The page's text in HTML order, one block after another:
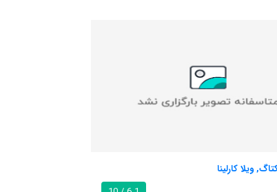
هتل دیامانت ریل